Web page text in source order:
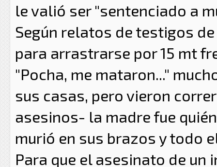
le valió ser "sentenciado a
Según relatos de testigos
para arrastrarse por 15 mt
"Pocha, me mataron..."
sus casas, pero vieron
asesinos- la madre fue
murió en sus brazos y todo
Para que el asesinato de un